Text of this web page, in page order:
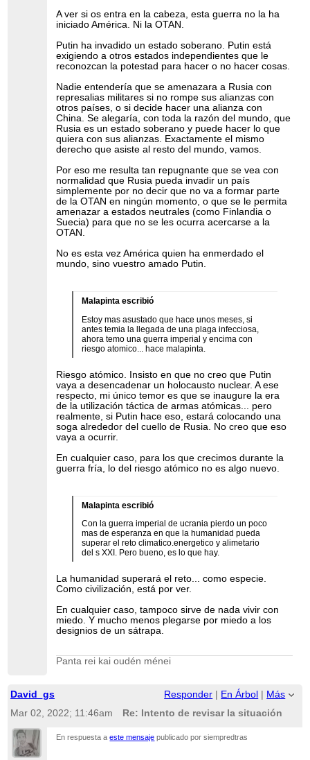
A ver si os entra en la cabeza, esta guerra no la ha
iniciado América. Ni la OTAN.
Putin ha invadido un estado soberano. Putin está
exigiendo a otros estados independientes que le
reconozcan la potestad para hacer o no hacer cosas.
Nadie entendería que se amenazara a Rusia con
represalias militares si no rompe sus alianzas con
otros países, o si decide hacer una alianza con
China. Se alegaría, con toda la razón del mundo, que
Rusia es un estado soberano y puede hacer lo que
quiera con sus alianzas. Exactamente el mismo
derecho que asiste al resto del mundo, vamos.
Por eso me resulta tan repugnante que se vea con
normalidad que Rusia pueda invadir un país
simplemente por no decir que no va a formar parte
de la OTAN en ningún momento, o que se le permita
amenazar a estados neutrales (como Finlandia o
Suecia) para que no se les ocurra acercarse a la
OTAN.
No es esta vez América quien ha enmerdado el
mundo, sino vuestro amado Putin.
Malapinta escribió
Estoy mas asustado que hace unos meses, si
antes temia la llegada de una plaga infecciosa,
ahora temo una guerra imperial y encima con
riesgo atomico... hace malapinta.
Riesgo atómico. Insisto en que no creo que Putin
vaya a desencadenar un holocausto nuclear. A ese
respecto, mi único temor es que se inaugure la era
de la utilización táctica de armas atómicas... pero
realmente, si Putin hace eso, estará colocando una
soga alrededor del cuello de Rusia. No creo que eso
vaya a ocurrir.
En cualquier caso, para los que crecimos durante la
guerra fría, lo del riesgo atómico no es algo nuevo.
Malapinta escribió
Con la guerra imperial de ucrania pierdo un poco
mas de esperanza en que la humanidad pueda
superar el reto climatico.energetico y alimetario
del s XXI. Pero bueno, es lo que hay.
La humanidad superará el reto... como especie.
Como civilización, está por ver.
En cualquier caso, tampoco sirve de nada vivir con
miedo. Y mucho menos plegarse por miedo a los
designios de un sátrapa.
Panta rei kai oudén ménei
David_gs Responder En Árbol
Más
Mar 02, 2022; 11:46am
Re: Intento de revisar la situación
En respuesta aeste mensaje publicado por siempredtras